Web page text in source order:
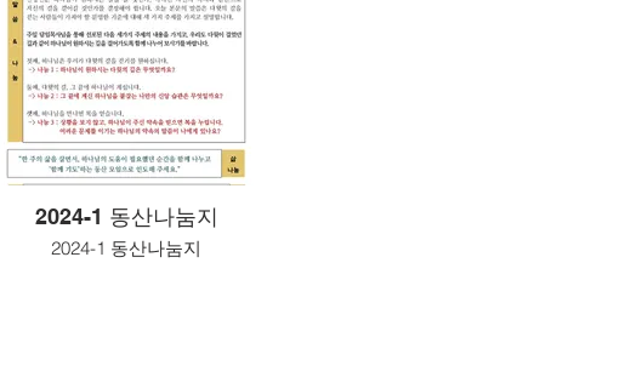
2024-1 동산나눔지
2024-1 동산나눔지